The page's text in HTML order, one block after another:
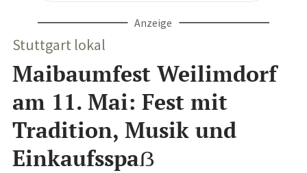
Anzeige
Stuttgart lokal
Maibaumfest Weilimdorf
am 11. Mai: Fest mit
Tradition, Musik und
Einkaufsspaẞ